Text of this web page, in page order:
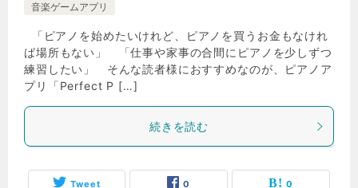
音楽ゲームアプリ
「ピアノを始めたいけれど、ピアノを買うお金もなけれ
ば場所もない」 「仕事や家事の合間にピアノを少しずつ
練習したい」 そんな読者様におすすめなのが、ピアノア
プリ「Perfect P […]
続きを読む
Tweet 0 0